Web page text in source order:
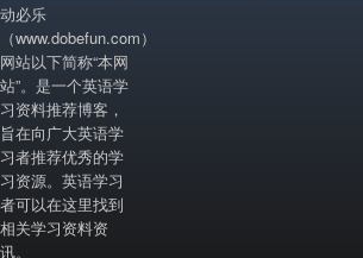
动必乐
（www.dobefun.com）
网站以下简称“本网
站”。是一个英语学
习资料推荐博客，
旨在向广大英语学
习者推荐优秀的学
习资源。英语学习
者可以在这里找到
相关学习资料资
讯。